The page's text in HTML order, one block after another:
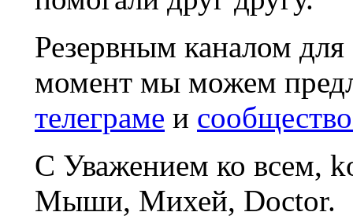
Резервным каналом
момент мы можем
телеграме и
С Уважением ко всем,
Мыши, Михей, Doctor.